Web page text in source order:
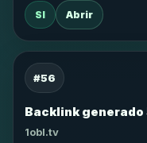
SI Abrir
#56
Backlink generado
1obl.tv